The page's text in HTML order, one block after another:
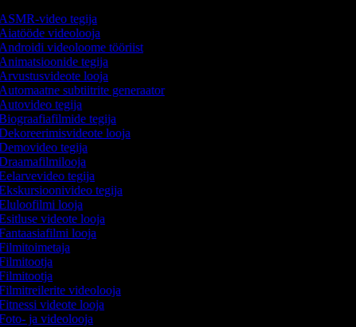
video tegija
videolooja
videoloome tööriist
tegija
looja
subtiitrite generaator
tegija
tegija
looja
tegija
tegija
tegija
looja
videote looja
looja
videolooja
videote looja
ja videolooja